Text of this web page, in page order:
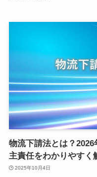
物流下請法とは？
主責任をわかりやすく
2025年10月4日